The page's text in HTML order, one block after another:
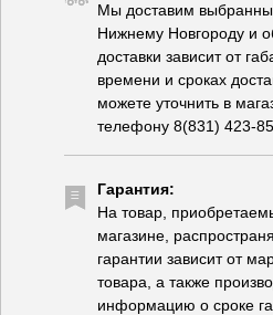
Мы доставим
Нижнему Новгороду и
доставки зависит от
времени и сроках
можете уточнить в
телефону 8(831) 423-
Гарантия:
На товар,
магазине,
гарантии зависит от
товара, а также
информацию о сроке